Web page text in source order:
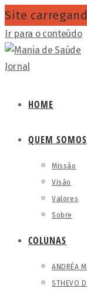
Site
Ir para o conteúdo
HOME
QUEM SOMOS
Missão
Visão
Valores
Sobre
COLUNAS
ANDRÉA
STHEVO